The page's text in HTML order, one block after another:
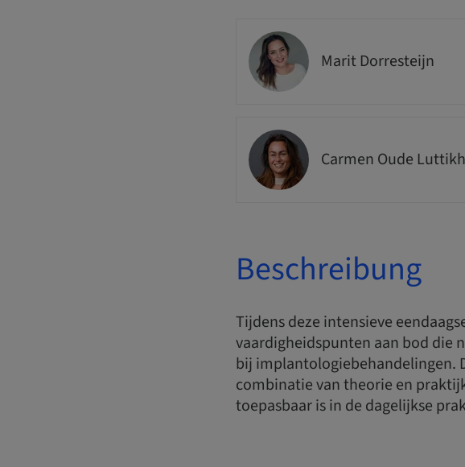
Marit Dorresteijn
Carmen Oude
Beschreibung
Tijdens deze intensieve
vaardigheidspunten aan bod die
bij implantologiebehandelingen.
combinatie van theorie en
toepasbaar is in de dagelijkse